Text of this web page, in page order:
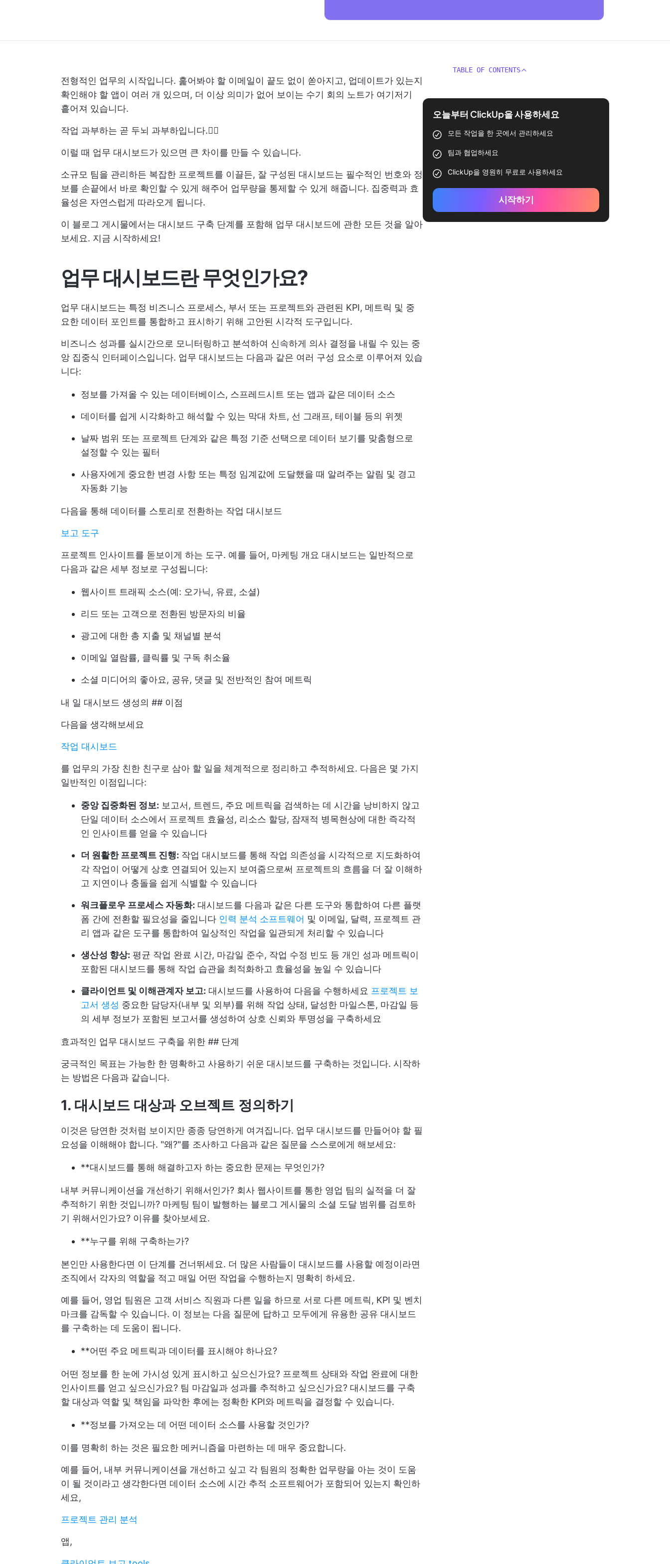
전형적인 업무의 시작입니다. 훑어봐야 할 이메일이 끝도 없이 쏟아지고, 업데이트가 있는지
확인해야 할 앱이 여러 개 있으며, 더 이상 의미가 없어 보이는 수기 회의 노트가 여기저기
흩어져 있습니다.
작업 과부하는 곧 두뇌 과부하입니다.😶‍🌫️
이럴 때 업무 대시보드가 있으면 큰 차이를 만들 수 있습니다.
소규모 팀을 관리하든 복잡한 프로젝트를 이끌든, 잘 구성된 대시보드는 필수적인 번호와 정
보를 손끝에서 바로 확인할 수 있게 해주어 업무량을 통제할 수 있게 해줍니다. 집중력과 효
율성은 자연스럽게 따라오게 됩니다.
이 블로그 게시물에서는 대시보드 구축 단계를 포함해 업무 대시보드에 관한 모든 것을 알아
보세요. 지금 시작하세요!
업무 대시보드란 무엇인가요?
업무 대시보드는 특정 비즈니스 프로세스, 부서 또는 프로젝트와 관련된 KPI, 메트릭 및 중
요한 데이터 포인트를 통합하고 표시하기 위해 고안된 시각적 도구입니다.
비즈니스 성과를 실시간으로 모니터링하고 분석하여 신속하게 의사 결정을 내릴 수 있는 중
앙 집중식 인터페이스입니다. 업무 대시보드는 다음과 같은 여러 구성 요소로 이루어져 있습
니다:
정보를 가져올 수 있는 데이터베이스, 스프레드시트 또는 앱과 같은 데이터 소스
데이터를 쉽게 시각화하고 해석할 수 있는 막대 차트, 선 그래프, 테이블 등의 위젯
날짜 범위 또는 프로젝트 단계와 같은 특정 기준 선택으로 데이터 보기를 맞춤형으로
설정할 수 있는 필터
사용자에게 중요한 변경 사항 또는 특정 임계값에 도달했을 때 알려주는 알림 및 경고
자동화 기능
다음을 통해 데이터를 스토리로 전환하는 작업 대시보드
보고 도구
프로젝트 인사이트를 돋보이게 하는 도구. 예를 들어, 마케팅 개요 대시보드는 일반적으로
다음과 같은 세부 정보로 구성됩니다:
웹사이트 트래픽 소스(예: 오가닉, 유료, 소셜)
리드 또는 고객으로 전환된 방문자의 비율
광고에 대한 총 지출 및 채널별 분석
이메일 열람률, 클릭률 및 구독 취소율
소셜 미디어의 좋아요, 공유, 댓글 및 전반적인 참여 메트릭
내 일 대시보드 생성의 ## 이점
다음을 생각해보세요
작업 대시보드
를 업무의 가장 친한 친구로 삼아 할 일을 체계적으로 정리하고 추적하세요. 다음은 몇 가지
일반적인 이점입니다:
중앙 집중화된 정보: 보고서, 트렌드, 주요 메트릭을 검색하는 데 시간을 낭비하지 않고
단일 데이터 소스에서 프로젝트 효율성, 리소스 할당, 잠재적 병목현상에 대한 즉각적
인 인사이트를 얻을 수 있습니다
더 원활한 프로젝트 진행: 작업 대시보드를 통해 작업 의존성을 시각적으로 지도화하여
각 작업이 어떻게 상호 연결되어 있는지 보여줌으로써 프로젝트의 흐름을 더 잘 이해하
고 지연이나 충돌을 쉽게 식별할 수 있습니다
워크플로우 프로세스 자동화: 대시보드를 다음과 같은 다른 도구와 통합하여 다른 플랫
폼 간에 전환할 필요성을 줄입니다 인력 분석 소프트웨어 및 이메일, 달력, 프로젝트 관
리 앱과 같은 도구를 통합하여 일상적인 작업을 일관되게 처리할 수 있습니다
생산성 향상: 평균 작업 완료 시간, 마감일 준수, 작업 수정 빈도 등 개인 성과 메트릭이
포함된 대시보드를 통해 작업 습관을 최적화하고 효율성을 높일 수 있습니다
클라이언트 및 이해관계자 보고: 대시보드를 사용하여 다음을 수행하세요 프로젝트 보
고서 생성 중요한 담당자(내부 및 외부)를 위해 작업 상태, 달성한 마일스톤, 마감일 등
의 세부 정보가 포함된 보고서를 생성하여 상호 신뢰와 투명성을 구축하세요
효과적인 업무 대시보드 구축을 위한 ## 단계
궁극적인 목표는 가능한 한 명확하고 사용하기 쉬운 대시보드를 구축하는 것입니다. 시작하
는 방법은 다음과 같습니다.
1. 대시보드 대상과 오브젝트 정의하기
이것은 당연한 것처럼 보이지만 종종 당연하게 여겨집니다. 업무 대시보드를 만들어야 할 필
요성을 이해해야 합니다. "왜?"를 조사하고 다음과 같은 질문을 스스로에게 해보세요:
**대시보드를 통해 해결하고자 하는 중요한 문제는 무엇인가?
내부 커뮤니케이션을 개선하기 위해서인가? 회사 웹사이트를 통한 영업 팀의 실적을 더 잘
추적하기 위한 것입니까? 마케팅 팀이 발행하는 블로그 게시물의 소셜 도달 범위를 검토하
기 위해서인가요? 이유를 찾아보세요.
**누구를 위해 구축하는가?
본인만 사용한다면 이 단계를 건너뛰세요. 더 많은 사람들이 대시보드를 사용할 예정이라면
조직에서 각자의 역할을 적고 매일 어떤 작업을 수행하는지 명확히 하세요.
예를 들어, 영업 팀원은 고객 서비스 직원과 다른 일을 하므로 서로 다른 메트릭, KPI 및 벤치
마크를 감독할 수 있습니다. 이 정보는 다음 질문에 답하고 모두에게 유용한 공유 대시보드
를 구축하는 데 도움이 됩니다.
**어떤 주요 메트릭과 데이터를 표시해야 하나요?
어떤 정보를 한 눈에 가시성 있게 표시하고 싶으신가요? 프로젝트 상태와 작업 완료에 대한
인사이트를 얻고 싶으신가요? 팀 마감일과 성과를 추적하고 싶으신가요? 대시보드를 구축
할 대상과 역할 및 책임을 파악한 후에는 정확한 KPI와 메트릭을 결정할 수 있습니다.
**정보를 가져오는 데 어떤 데이터 소스를 사용할 것인가?
이를 명확히 하는 것은 필요한 메커니즘을 마련하는 데 매우 중요합니다.
예를 들어, 내부 커뮤니케이션을 개선하고 싶고 각 팀원의 정확한 업무량을 아는 것이 도움
이 될 것이라고 생각한다면 데이터 소스에 시간 추적 소프트웨어가 포함되어 있는지 확인하
세요,
프로젝트 관리 분석
앱,
TABLE OF CONTENTS
오늘부터 ClickUp을 사용하세요
모든 작업을 한 곳에서 관리하세요
팀과 협업하세요
ClickUp을 영원히 무료로 사용하세요
시작하기